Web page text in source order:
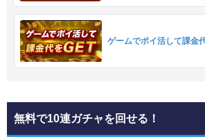
ゲームでポイ活して課金
無料で10連ガチャを回せる！